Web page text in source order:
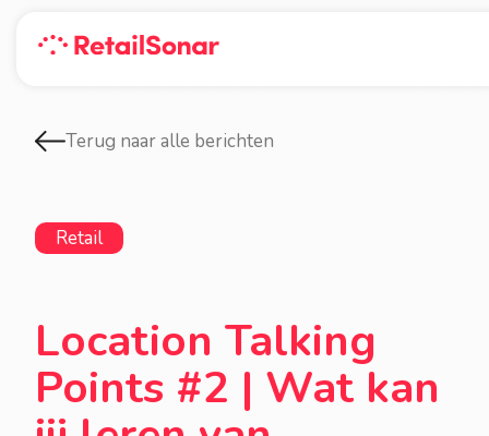
Terug naar alle berichten
Retail
Location Talking
Points #2 | Wat kan